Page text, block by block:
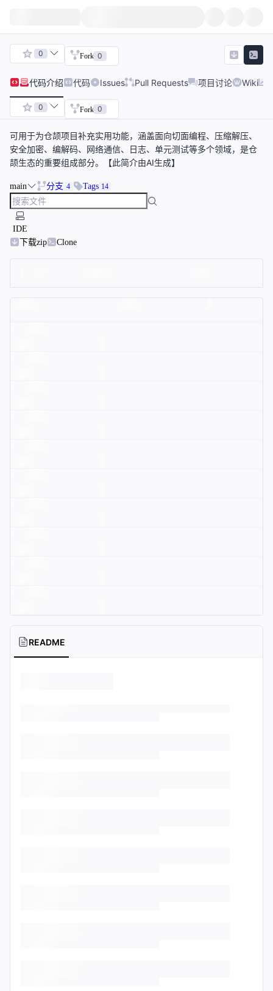
0 Fork 0
代码介绍 代码 Issues Pull Requests 项目讨论 Wiki
0 Fork 0
可用于为仓颉项目补充实用功能，涵盖面向切面编程、压缩解压、
安全加密、编解码、网络通信、日志、单元测试等多个领域，是仓
颉生态的重要组成部分。【此简介由AI生成】
main 分支 4 Tags 14
IDE
下载zip
Clone
README